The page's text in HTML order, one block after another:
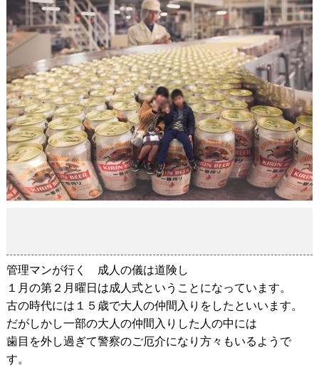
管理マンが行く 成人の儀は道険し
１月の第２月曜日は成人式ということになっています。
古の時代には１５歳で大人の仲間入りをしたといいます。
だがしかし一部の大人の仲間入りした人の中には
歯目を外し過ぎて警察のご厄介になり方々もいるようで
す。